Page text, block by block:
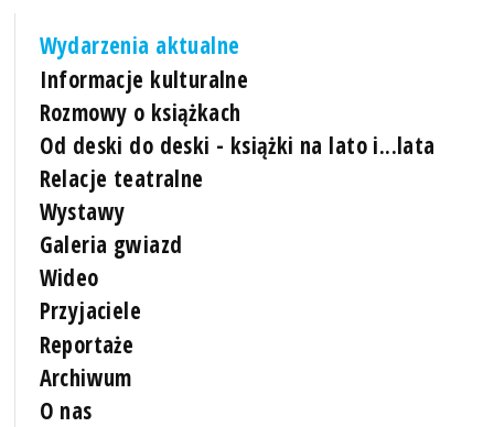
Wydarzenia aktualne
Informacje kulturalne
Rozmowy o książkach
Od deski do deski - książki na lato i...lata
Relacje teatralne
Wystawy
Galeria gwiazd
Wideo
Przyjaciele
Reportaże
Archiwum
O nas